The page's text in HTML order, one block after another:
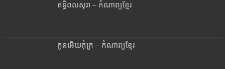
ឥទ្ធិពលសុរា – កំណាព្យខ្មែរ
កូនអើយកុំក្រ – កំណាព្យខ្មែរ